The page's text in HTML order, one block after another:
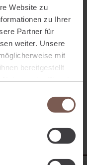
Website zu
zu Ihrer
Partner für
weiter. Unsere
mit
bereitgestellt
dank gutem
des
Geschenk da.
Onlinebetrug
einlösen.